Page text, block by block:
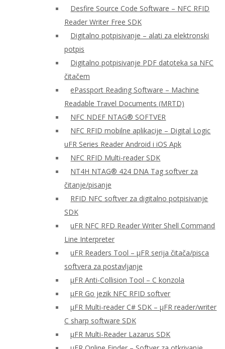
Desfire Source Code Software – NFC RFID
Reader Writer Free SDK
Digitalno potpisivanje – alati za elektronski
potpis
Digitalno potpisivanje PDF datoteka sa NFC
čitačem
ePassport Reading Software – Machine
Readable Travel Documents (MRTD)
NFC NDEF NTAG® SOFTVER
NFC RFID mobilne aplikacije – Digital Logic
uFR Series Reader Android i iOS Apk
NFC RFID Multi-reader SDK
NT4H NTAG® 424 DNA Tag softver za
čitanje/pisanje
RFID NFC softver za digitalno potpisivanje
SDK
uFR NFC RFD Reader Writer Shell Command
Line Interpreter
uFR Readers Tool – μFR serija čitača/pisca
softvera za postavljanje
μFR Anti-Collision Tool – C konzola
μFR Go jezik NFC RFID softver
μFR Multi-reader C# SDK – μFR reader/writer
C sharp software SDK
μFR Multi-Reader Lazarus SDK